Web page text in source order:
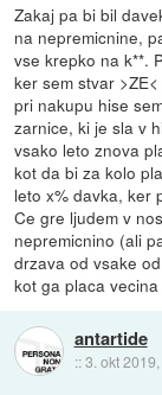
Zakaj pa bi bil
na nepremicnine,
vse krepko na k**.
ker sem stvar
pri nakupu hise
zarnice, ki je sla v
vsako leto znova
kot da bi za kolo
leto x% davka, ker
Ce gre ljudem v
nepremicnino (ali
drzava od vsake
kot ga placa
antartide
::3. okt